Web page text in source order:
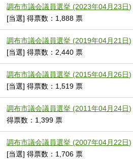
調布市議会議員選挙 (2023年04月23日)
[当選] 得票数：1,888 票
調布市議会議員選挙 (2019年04月21日)
[当選] 得票数：2,440 票
調布市議会議員選挙 (2015年04月26日)
[当選] 得票数：1,519 票
調布市議会議員選挙 (2011年04月24日)
得票数：1,399 票
調布市議会議員選挙 (2007年04月22日)
[当選] 得票数：1,706 票